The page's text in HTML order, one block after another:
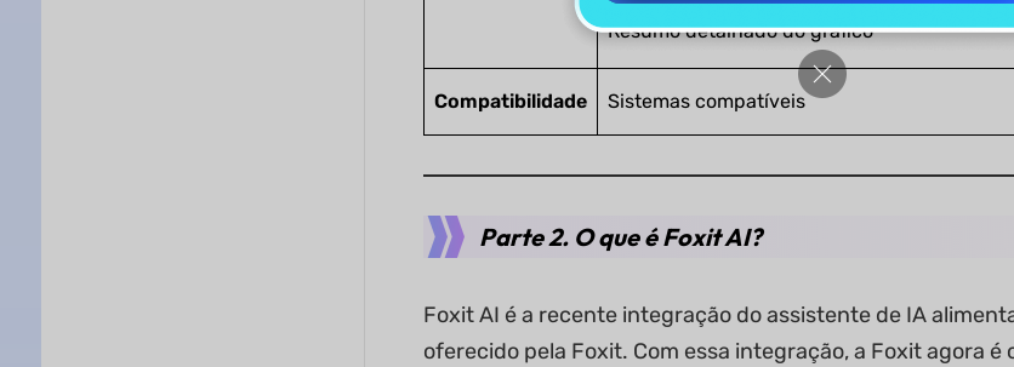
Resumo detalhado do gráfico
Compatibilidade Sistemas compatíveis
Parte 2. O que é Foxit AI?
Foxit AI é a recente integração do assistente de IA
oferecido pela Foxit. Com essa integração, a Foxit agora